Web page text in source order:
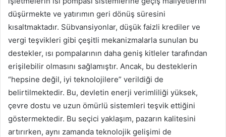
düşürmekte ve yatırımın geri dönüş süresini
kısaltmaktadır. Sübvansiyonlar, düşük faizli krediler ve
vergi teşvikleri gibi çeşitli mekanizmalarla sunulan bu
destekler, ısı pompalarının daha geniş kitleler tarafından
erişilebilir olmasını sağlamıştır. Ancak, bu desteklerin
“hepsine değil, iyi teknolojilere” verildiği de
belirtilmektedir. Bu, devletin enerji verimliliği yüksek,
çevre dostu ve uzun ömürlü sistemleri teşvik ettiğini
göstermektedir. Bu seçici yaklaşım, pazarın kalitesini
artırırken, aynı zamanda teknolojik gelişimi de